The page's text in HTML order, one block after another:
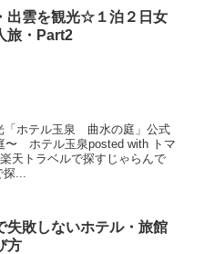
出雲を観光☆１泊２日女
旅・Part2
「ホテル玉泉 曲水の庭」公式
〜 ホテル玉泉posted with トマ
天トラベルで探すじゃらんで
...
失敗しないホテル・旅館
方